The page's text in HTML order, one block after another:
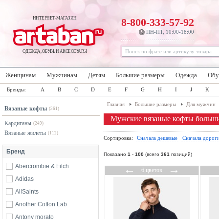
ИНТЕРНЕТ-МАГАЗИН
ОДЕЖДА, ОБУВЬ И АКСЕССУАРЫ
8-800-333-57-92
ПН-ПТ, 10:00-18:00
Женщинам Мужчинам Детям Большие размеры Одежда
Бренды: A B C D E F G H I J K
Вязаные кофты (361)
Кардиганы (249)
Вязаные жилеты (112)
Бренд
Abercrombie & Fitch
Adidas
AllSaints
Another Cotton Lab
Antony morato
Главная Большие размеры Для мужчин
Мужские вязаные кофты
Сортировка: Сначала дешевые Сначала
Показано 1 - 100 (всего 361 позиций)
←6 цветов→